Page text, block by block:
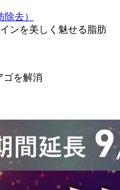
去）
ンを美しく魅せる脂肪
ゴを解消